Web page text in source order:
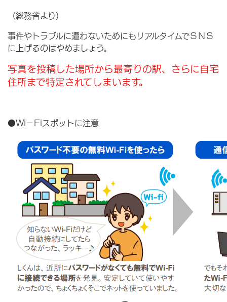
（総務省より）
事件やトラブルに遭わないためにもリアルタイムでＳＮＳ
に上げるのはやめましょう。
写真を投稿した場所から最寄りの駅、さらに自宅
住所まで特定されてしまいます。
●Wi－Fiスポットに注意